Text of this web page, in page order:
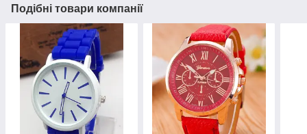
Подібні товари компанії